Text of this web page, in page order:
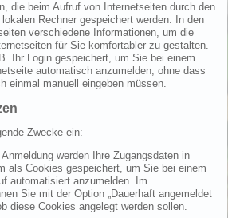
die beim Aufruf von Internetseiten durch den
Rechner gespeichert werden. In den
verschiedene Informationen, um die
für Sie komfortabler zu gestalten.
Ihr Login gespeichert, um Sie bei einem
automatisch anzumelden, ohne dass
einmal manuell eingeben müssen.
Zwecke ein:
werden Ihre Zugangsdaten in
als Cookies gespeichert, um Sie bei einem
automatisiert anzumelden. Im
Sie mit der Option „Dauerhaft angemeldet
diese Cookies angelegt werden sollen.